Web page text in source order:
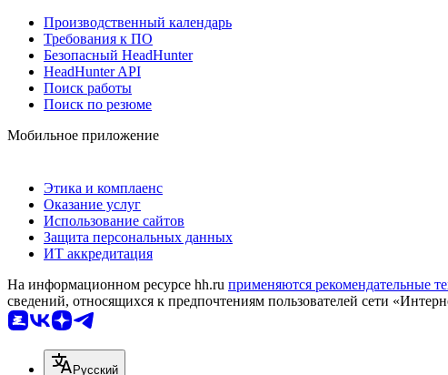
Производственный календарь
Требования к ПО
Безопасный HeadHunter
HeadHunter API
Поиск работы
Поиск по резюме
Мобильное приложение
Этика и комплаенс
Оказание услуг
Использование сайтов
Защита персональных данных
ИТ аккредитация
На информационном ресурсе hh.ru применяются рекомендательные
сведений, относящихся к предпочтениям пользователей сети
Русский